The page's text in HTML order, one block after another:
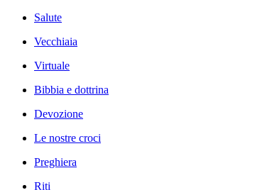
Salute
Vecchiaia
Virtuale
Bibbia e dottrina
Devozione
Le nostre croci
Preghiera
Riti